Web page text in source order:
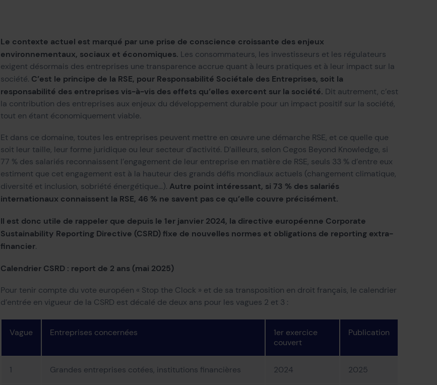
Le contexte actuel est marqué par une prise de conscience croissante des enjeux
environnementaux, sociaux et économiques. Les consommateurs, les investisseurs et les régulateurs
exigent désormais des entreprises une transparence accrue quant à leurs pratiques et à leur impact sur la
société. C’est le principe de la RSE, pour Responsabilité Sociétale des Entreprises, soit la
responsabilité des entreprises vis-à-vis des effets qu’elles exercent sur la société. Dit autrement, c’est
la contribution des entreprises aux enjeux du développement durable pour un impact positif sur la société,
tout en étant économiquement viable.
Et dans ce domaine, toutes les entreprises peuvent mettre en œuvre une démarche RSE, et ce quelle que
soit leur taille, leur forme juridique ou leur secteur d’activité. D’ailleurs, selon Cegos Beyond Knowledge, si
77 % des salariés reconnaissent l’engagement de leur entreprise en matière de RSE, seuls 33 % d’entre eux
estiment que cet engagement est à la hauteur des grands défis mondiaux actuels (changement climatique,
diversité et inclusion, sobriété énergétique…). Autre point intéressant, si 73 % des salariés
internationaux connaissent la RSE, 46 % ne savent pas ce qu’elle couvre précisément.
Il est donc utile de rappeler que depuis le 1er janvier 2024, la directive européenne Corporate
Sustainability Reporting Directive (CSRD) fixe de nouvelles normes et obligations de reporting extra-
financier.
Calendrier CSRD : report de 2 ans (mai 2025)
Pour tenir compte du vote européen « Stop the Clock » et de sa transposition en droit français, le calendrier
d’entrée en vigueur de la CSRD est décalé de deux ans pour les vagues 2 et 3 :
Vague Entreprises concernées
1er exercice
couvert
Publication
1 Grandes entreprises cotées, institutions financières 2024 2025